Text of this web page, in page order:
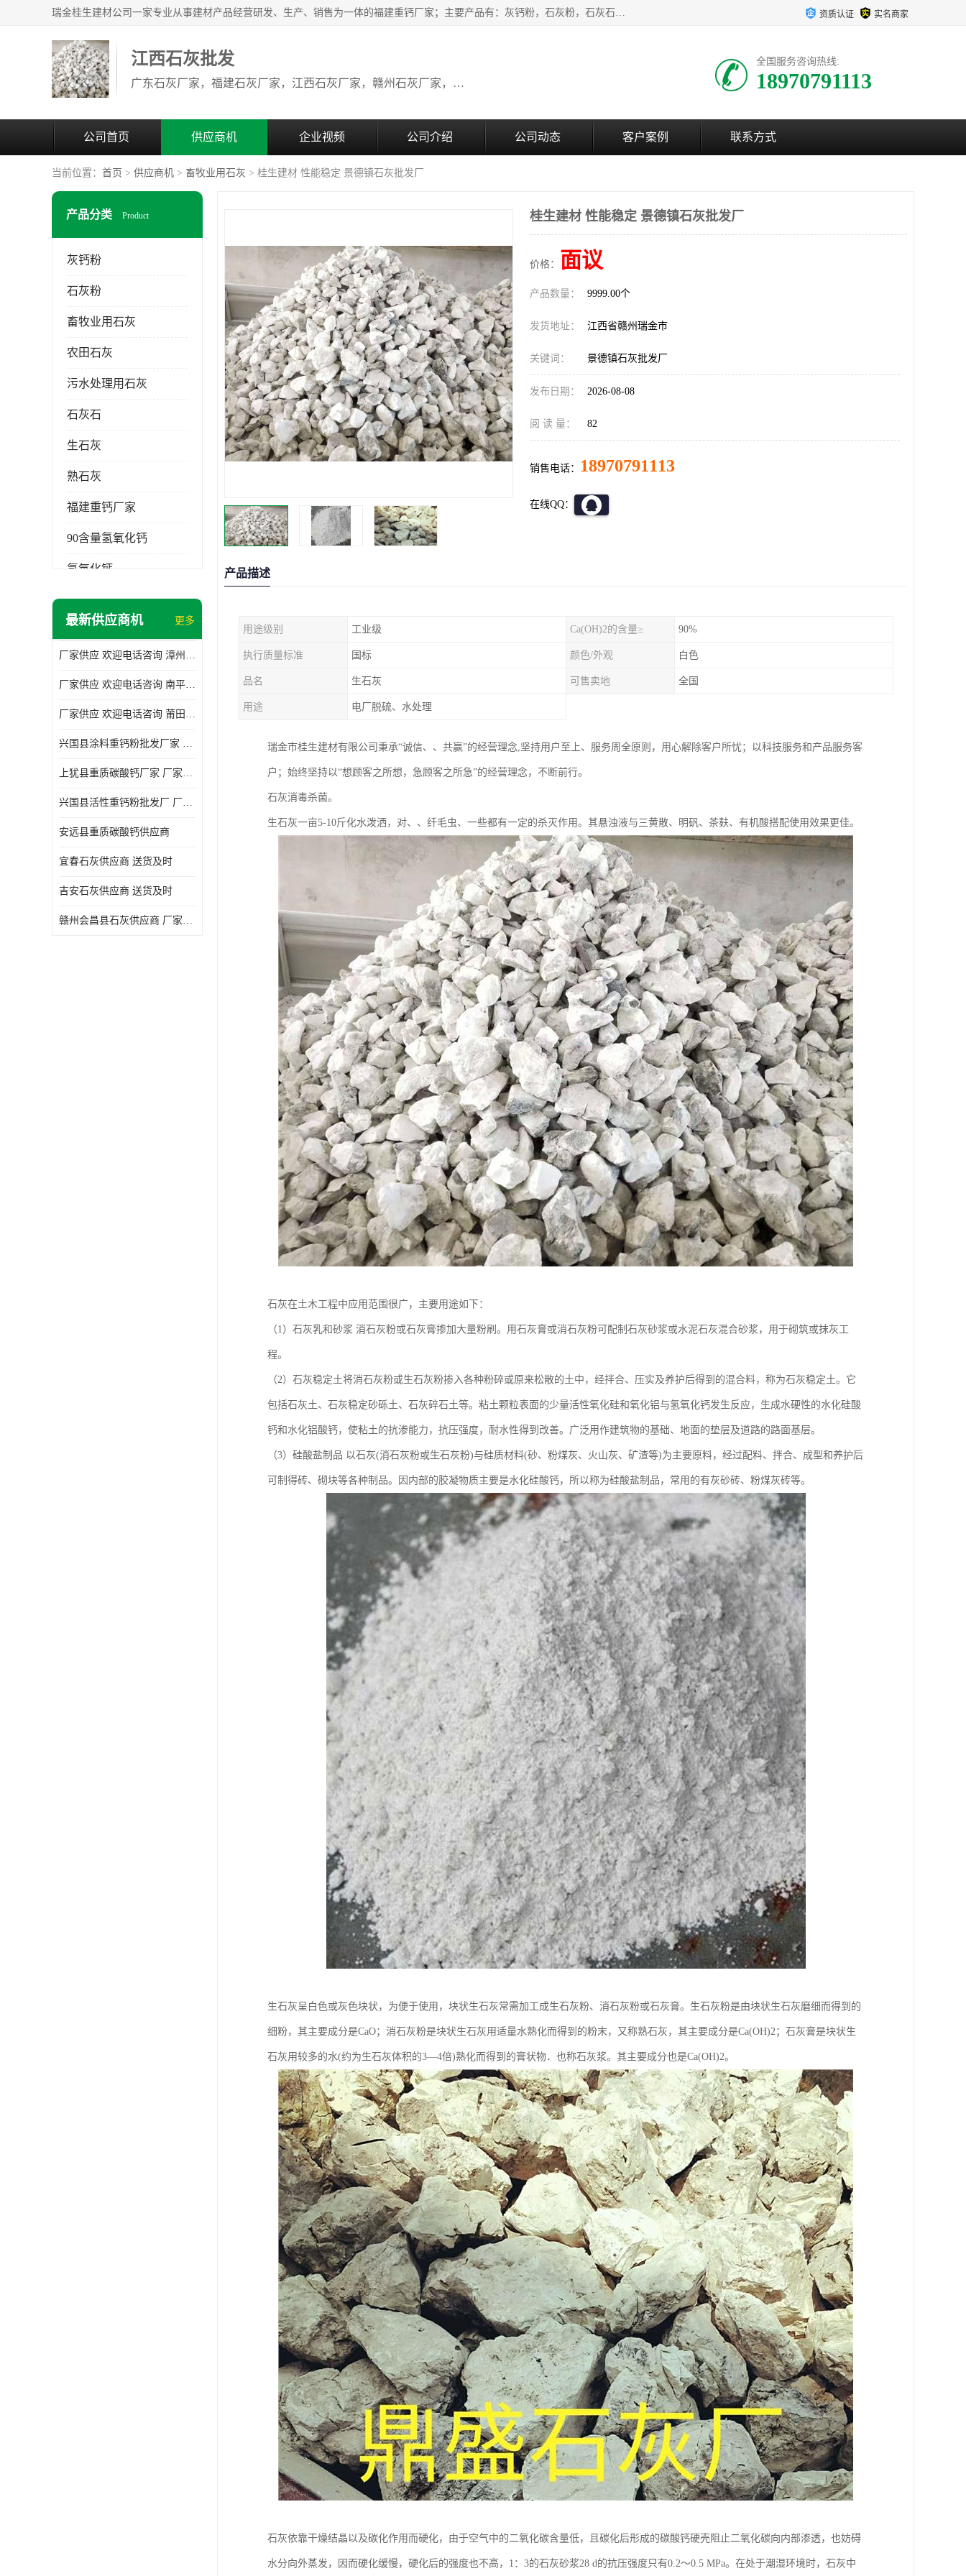
瑞金桂生建材公司一家专业从事建材产品经营研发、生产、销售为一体的福建重钙厂家；主要产品有：灰钙粉，石灰粉，石灰石，生石灰，熟石灰，氧化钙，重钙粉，氢氧化钙，农田石灰，畜牧业用石灰等。欢迎新老客户来电咨询！ 资质认证 实名商家
江西石灰批发
广东石灰厂家，福建石灰厂家，江西石灰厂家，赣州石灰厂家，东莞石灰厂家
全国服务咨询热线:
18970791113
公司首页 供应商机 企业视频 公司介绍 公司动态 客户案例 联系方式
当前位置： 首页 > 供应商机 > 畜牧业用石灰 > 桂生建材 性能稳定 景德镇石灰批发厂
产品分类 Product
灰钙粉
石灰粉
畜牧业用石灰
农田石灰
污水处理用石灰
石灰石
生石灰
熟石灰
福建重钙厂家
90含量氢氧化钙
氢氧化钙
氧化钙
最新供应商机 更多
厂家供应 欢迎电话咨询 漳州活性重钙粉
厂家供应 欢迎电话咨询 南平活性重钙粉批发厂
厂家供应 欢迎电话咨询 莆田高白度重钙粉厂家
兴国县涂料重钙粉批发厂家 厂家供应 欢迎电话咨询
上犹县重质碳酸钙厂家 厂家供应 欢迎电话咨询
兴国县活性重钙粉批发厂 厂家供应 欢迎电话咨询
安远县重质碳酸钙供应商
宜春石灰供应商 送货及时
吉安石灰供应商 送货及时
赣州会昌县石灰供应商 厂家供应
桂生建材 性能稳定 景德镇石灰批发厂
价格： 面议
产品数量： 9999.00个
发货地址： 江西省赣州瑞金市
关键词： 景德镇石灰批发厂
发布日期： 2026-08-08
阅 读 量： 82
销售电话： 18970791113
在线QQ：
产品描述
用途级别 工业级 Ca(OH)2的含量≥ 90%
执行质量标准 国标 颜色/外观 白色
品名 生石灰 可售卖地 全国
用途 电厂脱硫、水处理
瑞金市桂生建材有限公司秉承“诚信、、共赢”的经营理念,坚持用户至上、服务周全原则，用心解除客户所忧；以科技服务和产品服务客
户；始终坚持以“想顾客之所想，急顾客之所急”的经营理念，不断前行。
石灰消毒杀菌。
生石灰一亩5-10斤化水泼洒，对、、纤毛虫、一些都有一定的杀灭作用。其悬浊液与三黄散、明矾、茶麸、有机酸搭配使用效果更佳。
石灰在土木工程中应用范围很广，主要用途如下：
（1）石灰乳和砂浆 消石灰粉或石灰膏掺加大量粉刷。用石灰膏或消石灰粉可配制石灰砂浆或水泥石灰混合砂浆，用于砌筑或抹灰工
程。
（2）石灰稳定土将消石灰粉或生石灰粉掺入各种粉碎或原来松散的土中，经拌合、压实及养护后得到的混合料，称为石灰稳定土。它
包括石灰土、石灰稳定砂砾土、石灰碎石土等。粘土颗粒表面的少量活性氧化硅和氧化铝与氢氧化钙发生反应，生成水硬性的水化硅酸
钙和水化铝酸钙，使粘土的抗渗能力，抗压强度，耐水性得到改善。广泛用作建筑物的基础、地面的垫层及道路的路面基层。
（3）硅酸盐制品 以石灰(消石灰粉或生石灰粉)与硅质材料(砂、粉煤灰、火山灰、矿渣等)为主要原料，经过配料、拌合、成型和养护后
可制得砖、砌块等各种制品。因内部的胶凝物质主要是水化硅酸钙，所以称为硅酸盐制品，常用的有灰砂砖、粉煤灰砖等。
生石灰呈白色或灰色块状，为便于使用，块状生石灰常需加工成生石灰粉、消石灰粉或石灰膏。生石灰粉是由块状生石灰磨细而得到的
细粉，其主要成分是CaO；消石灰粉是块状生石灰用适量水熟化而得到的粉末，又称熟石灰，其主要成分是Ca(OH)2；石灰膏是块状生
石灰用较多的水(约为生石灰体积的3—4倍)熟化而得到的膏状物．也称石灰浆。其主要成分也是Ca(OH)2。
石灰依靠干燥结晶以及碳化作用而硬化，由于空气中的二氧化碳含量低，且碳化后形成的碳酸钙硬壳阻止二氧化碳向内部渗透，也妨碍
水分向外蒸发，因而硬化缓慢，硬化后的强度也不高，1：3的石灰砂浆28 d的抗压强度只有0.2～0.5 MPa。在处于潮湿环境时，石灰中